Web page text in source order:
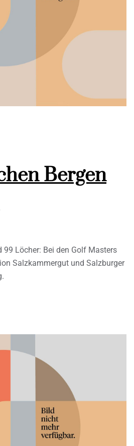
Bergen
99 Löcher: Bei den Golf Masters
Salzkammergut und Salzburger